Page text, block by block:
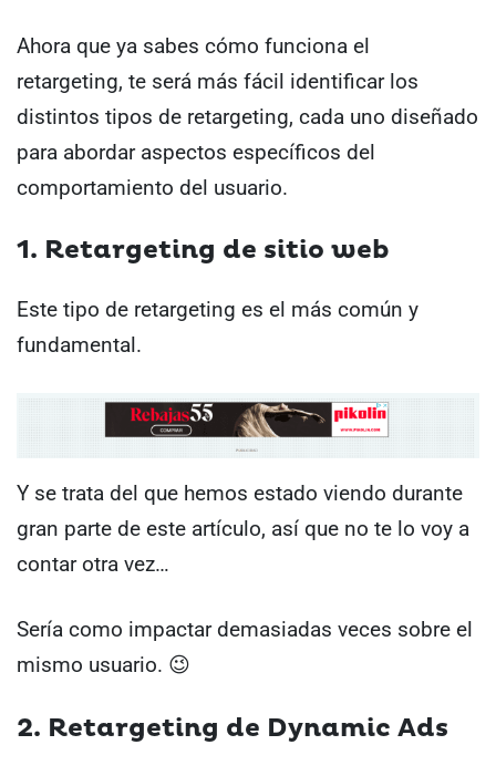
Ahora que ya sabes cómo funciona el
retargeting, te será más fácil identificar los
distintos tipos de retargeting, cada uno diseñado
para abordar aspectos específicos del
comportamiento del usuario.
1. Retargeting de sitio web
Este tipo de retargeting es el más común y
fundamental.
Y se trata del que hemos estado viendo durante
gran parte de este artículo, así que no te lo voy a
contar otra vez…
Sería como impactar demasiadas veces sobre el
mismo usuario. 😉
2. Retargeting de Dynamic Ads